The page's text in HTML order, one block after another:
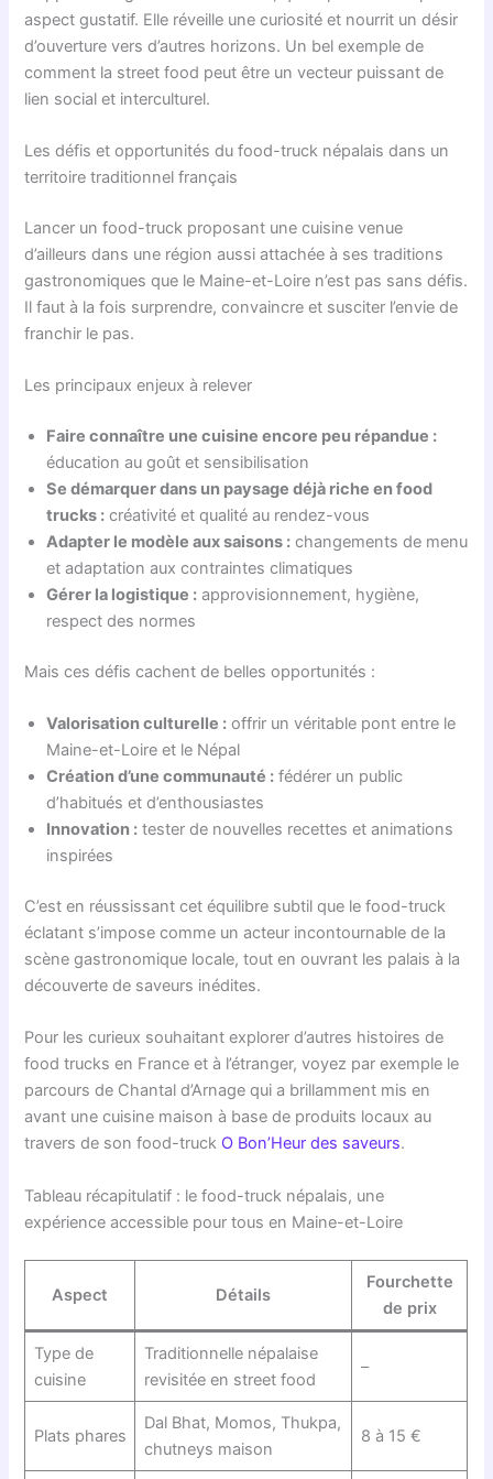
aspect gustatif. Elle réveille une curiosité et nourrit un désir
d’ouverture vers d’autres horizons. Un bel exemple de
comment la street food peut être un vecteur puissant de
lien social et interculturel.
Les défis et opportunités du food-truck népalais dans un
territoire traditionnel français
Lancer un food-truck proposant une cuisine venue
d’ailleurs dans une région aussi attachée à ses traditions
gastronomiques que le Maine-et-Loire n’est pas sans défis.
Il faut à la fois surprendre, convaincre et susciter l’envie de
franchir le pas.
Les principaux enjeux à relever
Faire connaître une cuisine encore peu répandue :
éducation au goût et sensibilisation
Se démarquer dans un paysage déjà riche en food
trucks : créativité et qualité au rendez-vous
Adapter le modèle aux saisons : changements de menu
et adaptation aux contraintes climatiques
Gérer la logistique : approvisionnement, hygiène,
respect des normes
Mais ces défis cachent de belles opportunités :
Valorisation culturelle : offrir un véritable pont entre le
Maine-et-Loire et le Népal
Création d’une communauté : fédérer un public
d’habitués et d’enthousiastes
Innovation : tester de nouvelles recettes et animations
inspirées
C’est en réussissant cet équilibre subtil que le food-truck
éclatant s’impose comme un acteur incontournable de la
scène gastronomique locale, tout en ouvrant les palais à la
découverte de saveurs inédites.
Pour les curieux souhaitant explorer d’autres histoires de
food trucks en France et à l’étranger, voyez par exemple le
parcours de Chantal d’Arnage qui a brillamment mis en
avant une cuisine maison à base de produits locaux au
travers de son food-truck O Bon’Heur des saveurs.
Tableau récapitulatif : le food-truck népalais, une
expérience accessible pour tous en Maine-et-Loire
Aspect Détails
Fourchette
de prix
Type de
cuisine
Traditionnelle népalaise
revisitée en street food
–
Plats phares
Dal Bhat, Momos, Thukpa,
chutneys maison
8 à 15 €